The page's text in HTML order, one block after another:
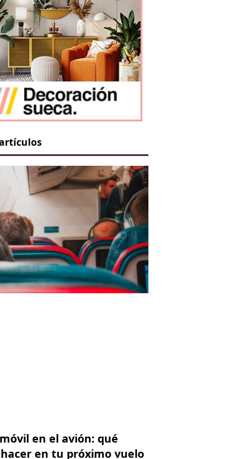
en el avión: qué
en tu próximo vuelo